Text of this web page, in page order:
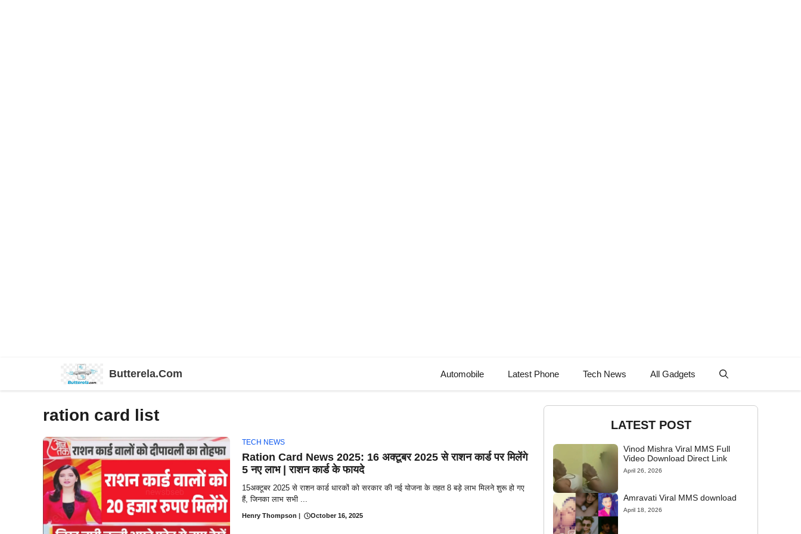
Butterela.Com Automobile Latest Phone Tech News All Gadgets
ration card list
TECH NEWS
Ration Card News 2025: 16 अक्टूबर 2025 से राशन कार्ड पर मिलेंगे
5 नए लाभ | राशन कार्ड के फायदे
15अक्टूबर 2025 से राशन कार्ड धारकों को सरकार की नई योजना के तहत 8 बड़े लाभ मिलने शुरू हो गए
हैं, जिनका लाभ सभी ...
Henry Thompson | October 16, 2025
LATEST POST
Vinod Mishra Viral MMS Full
Video Download Direct Link
April 26, 2026
Amravati Viral MMS download
April 18, 2026